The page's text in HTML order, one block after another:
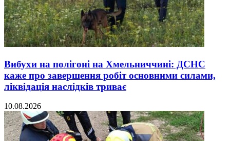
Вибухи на полігоні на Хмельниччині: ДСНС
каже про завершення робіт основними силами,
ліквідація наслідків триває
10.08.2026